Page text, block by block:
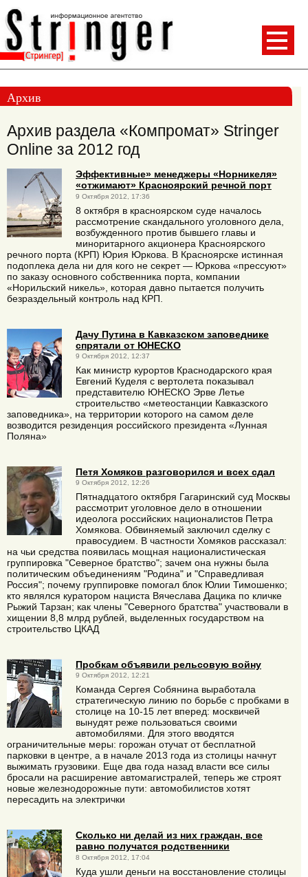
Архив
Архив раздела «Компромат» Stringer
Online за 2012 год
Эффективные» менеджеры «Норникеля»
«отжимают» Красноярский речной порт
9 Октября 2012, 17:36
8 октября в красноярском суде началось
рассмотрение скандального уголовного дела,
возбужденного против бывшего главы и
миноритарного акционера Красноярского
речного порта (КРП) Юрия Юркова. В Красноярске истинная
подоплека дела ни для кого не секрет — Юркова «прессуют»
по заказу основного собственника порта, компании
«Норильский никель», которая давно пытается получить
безраздельный контроль над КРП.
Дачу Путина в Кавказском заповеднике
спрятали от ЮНЕСКО
9 Октября 2012, 12:37
Как министр курортов Краснодарского края
Евгений Куделя с вертолета показывал
представителю ЮНЕСКО Эрве Летье
строительство «метеостанции Кавказского
заповедника», на территории которого на самом деле
возводится резиденция российского президента «Лунная
Поляна»
Петя Хомяков разговорился и всех сдал
9 Октября 2012, 12:26
Пятнадцатого октября Гагаринский суд Москвы
рассмотрит уголовное дело в отношении
идеолога российских националистов Петра
Хомякова. Обвиняемый заключил сделку с
правосудием. В частности Хомяков рассказал:
на чьи средства появилась мощная националистическая
группировка "Северное братство"; зачем она нужны была
политическим объединениям "Родина" и "Справедливая
Россия"; почему группировке помогал блок Юлии Тимошенко;
кто являлся куратором нациста Вячеслава Дацика по кличке
Рыжий Тарзан; как члены "Северного братства" участвовали в
хищении 8,8 млрд рублей, выделенных государством на
строительство ЦКАД
Пробкам объявили рельсовую войну
9 Октября 2012, 12:21
Команда Сергея Собянина выработала
стратегическую линию по борьбе с пробками в
столице на 10-15 лет вперед: москвичей
вынудят реже пользоваться своими
автомобилями. Для этого вводятся
ограничительные меры: горожан отучат от бесплатной
парковки в центре, а в начале 2013 года из столицы начнут
выжимать грузовики. Еще два года назад власти все силы
бросали на расширение автомагистралей, теперь же строят
новые железнодорожные пути: автомобилистов хотят
пересадить на электрички
Сколько ни делай из них граждан, все
равно получатся родственники
8 Октября 2012, 17:04
Куда ушли деньги на восстановление столицы